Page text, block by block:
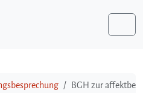
BGH zur